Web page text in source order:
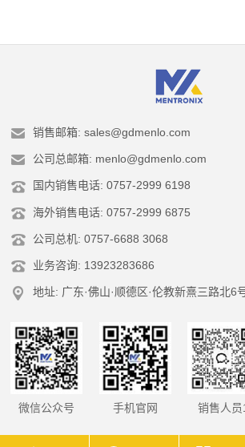
销售邮箱: sales@gdmenlo.com
公司总邮箱: menlo@gdmenlo.com
国内销售电话: 0757-2999 6198
海外销售电话: 0757-2999 6875
公司总机: 0757-6688 3068
业务咨询: 13923283686
地址: 广东·佛山·顺德区·伦教新熹三路北6
微信公众号 手机官网 销售人员